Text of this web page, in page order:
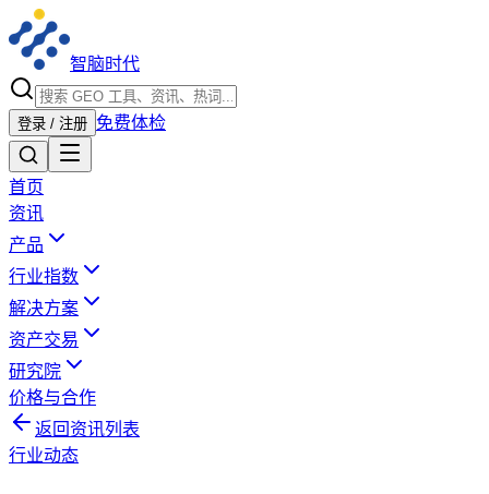
智脑时代
登录 / 注册 免费体检
首页
资讯
产品
行业指数
解决方案
资产交易
研究院
价格与合作
返回资讯列表
行业动态